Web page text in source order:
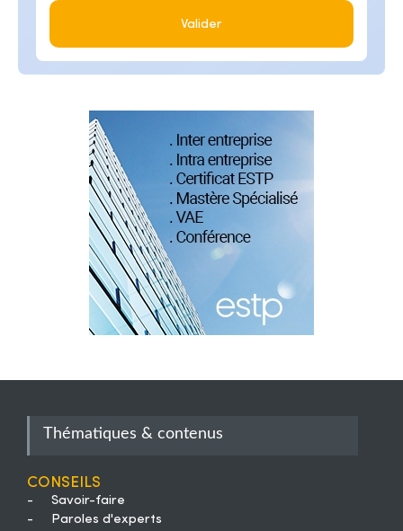
Valider
Thématiques & contenus
Conseils
-
Savoir-faire
-
Paroles d'experts